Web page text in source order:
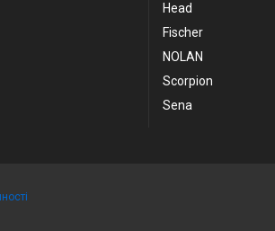
Head
Fischer
NOLAN
Scorpion
Sena